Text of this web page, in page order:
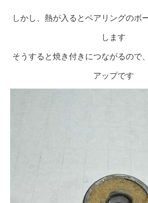
しかし、熱が入るとベアリングのボ
します
そうすると焼き付きにつながるので
アップです